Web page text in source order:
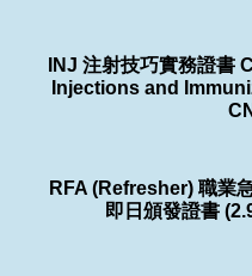
INJ 注射技巧實務證
Injections and
RFA (Refresher) 職業
即日頒發證書